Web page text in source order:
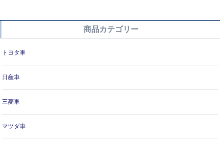
商品カテゴリー
トヨタ車
日産車
三菱車
マツダ車